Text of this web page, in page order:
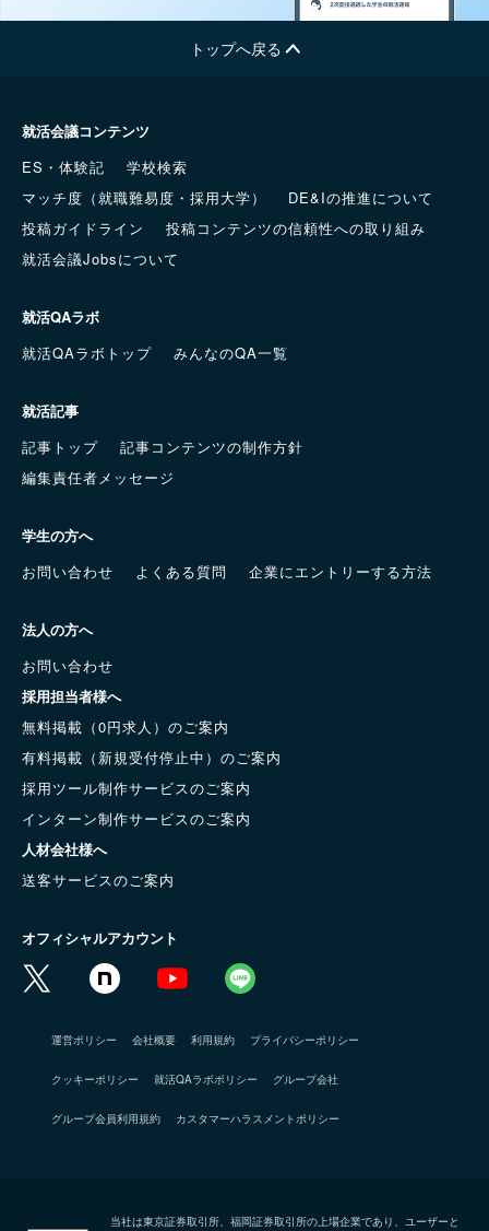
トップへ戻る
就活会議コンテンツ
ES・体験記
学校検索
マッチ度（就職難易度・採用大学）
DE&Iの推進について
投稿ガイドライン
投稿コンテンツの信頼性への取り組み
就活会議Jobsについて
就活QAラボ
就活QAラボトップ
みんなのQA一覧
就活記事
記事トップ
記事コンテンツの制作方針
編集責任者メッセージ
学生の方へ
お問い合わせ
よくある質問 企業にエントリーする方法
法人の方へ
お問い合わせ
採用担当者様へ
無料掲載（0円求人）のご案内
有料掲載（新規受付停止中）のご案内
採用ツール制作サービスのご案内
インターン制作サービスのご案内
人材会社様へ
送客サービスのご案内
オフィシャルアカウント
運営ポリシー 会社概要 利用規約 プライバシーポリシー
クッキーポリシー 就活QAラボポリシー グループ会社
グループ会員利用規約 カスタマーハラスメントポリシー
当社は東京証券取引所、福岡証券取引所の上場企業であり、ユーザーと